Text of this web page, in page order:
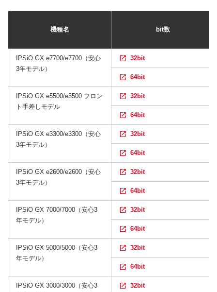
機種名 bit数
IPSiO GX e7700/e7700（安心
3年モデル）
32bit
64bit
IPSiO GX e5500/e5500 フロン
ト手差しモデル
32bit
64bit
IPSiO GX e3300/e3300（安心
3年モデル）
32bit
64bit
IPSiO GX e2600/e2600（安心
3年モデル）
32bit
64bit
IPSiO GX 7000/7000（安心3
年モデル）
32bit
64bit
IPSiO GX 5000/5000（安心3
年モデル）
32bit
64bit
IPSiO GX 3000/3000（安心3
32bit